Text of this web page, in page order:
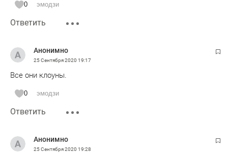
0 эмодзи
Ответить
Анонимно
25 Сентября 2020 19:17
Все они клоуны.
0 эмодзи
Ответить
Анонимно
25 Сентября 2020 19:28